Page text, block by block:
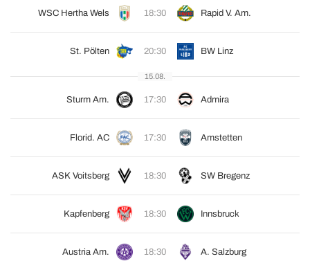
WSC Hertha Wels 18:30 Rapid V. Am.
St. Pölten 20:30 BW Linz
15.08.
Sturm Am. 17:30 Admira
Florid. AC 17:30 Amstetten
ASK Voitsberg 18:30 SW Bregenz
Kapfenberg 18:30 Innsbruck
Austria Am. 18:30 A. Salzburg